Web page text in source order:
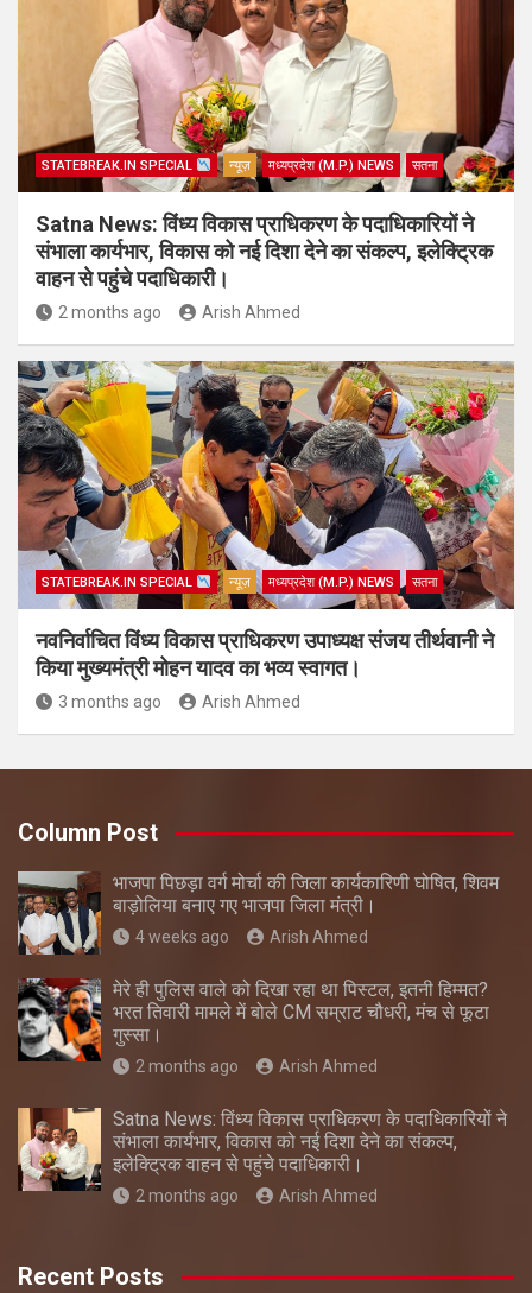
STATEBREAK.IN SPECIAL न्यूज़ मध्यप्रदेश (M.P.) NEWS सतना
Satna News: विंध्य विकास प्राधिकरण के पदाधिकारियों ने
संभाला कार्यभार, विकास को नई दिशा देने का संकल्प, इलेक्ट्रिक
वाहन से पहुंचे पदाधिकारी।
2 months ago Arish Ahmed
STATEBREAK.IN SPECIAL न्यूज़ मध्यप्रदेश (M.P.) NEWS सतना
नवनिर्वाचित विंध्य विकास प्राधिकरण उपाध्यक्ष संजय तीर्थवानी ने
किया मुख्यमंत्री मोहन यादव का भव्य स्वागत।
3 months ago Arish Ahmed
Column Post
भाजपा पिछड़ा वर्ग मोर्चा की जिला कार्यकारिणी घोषित, शिवम
बाड़ोलिया बनाए गए भाजपा जिला मंत्री।
4 weeks ago Arish Ahmed
मेरे ही पुलिस वाले को दिखा रहा था पिस्टल, इतनी हिम्मत?
भरत तिवारी मामले में बोले CM सम्राट चौधरी, मंच से फूटा
गुस्सा।
2 months ago Arish Ahmed
Satna News: विंध्य विकास प्राधिकरण के पदाधिकारियों ने
संभाला कार्यभार, विकास को नई दिशा देने का संकल्प,
इलेक्ट्रिक वाहन से पहुंचे पदाधिकारी।
2 months ago Arish Ahmed
Recent Posts